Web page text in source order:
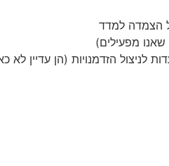
הצמדה למדד
שאנו מפעילים)
לניצול הזדמנויות (הן עדיין לא